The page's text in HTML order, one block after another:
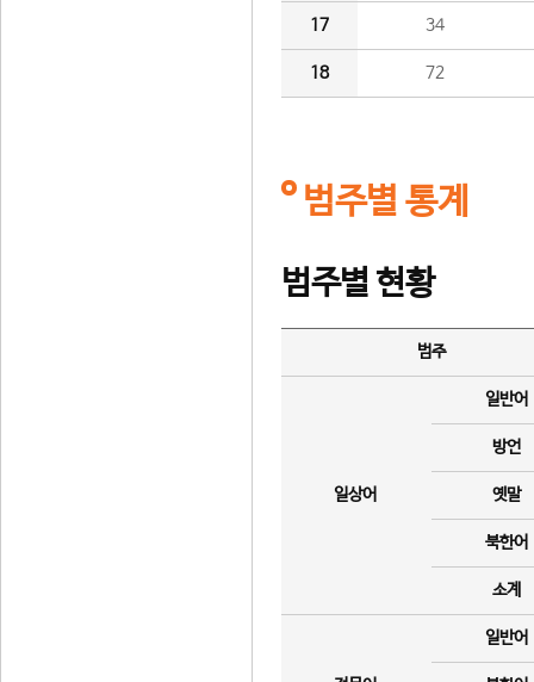
17 34
18 72
범주별 통계
범주별 현황
범주
일상어
일반어
방언
옛말
북한어
소계
일반어